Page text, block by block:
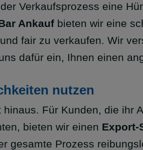
Verkaufsprozess eine
Ankauf bieten wir eine
fair zu verkaufen. Wir
dafür ein, Ihnen einen
nutzen
Für Kunden, die ihr
bieten wir einen Export-
gesamte Prozess